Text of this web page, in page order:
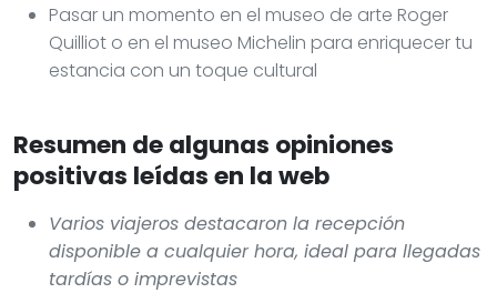
Pasar un momento en el museo de arte Roger
Quilliot o en el museo Michelin para enriquecer tu
estancia con un toque cultural
Resumen de algunas opiniones
positivas leídas en la web
Varios viajeros destacaron la recepción
disponible a cualquier hora, ideal para llegadas
tardías o imprevistas